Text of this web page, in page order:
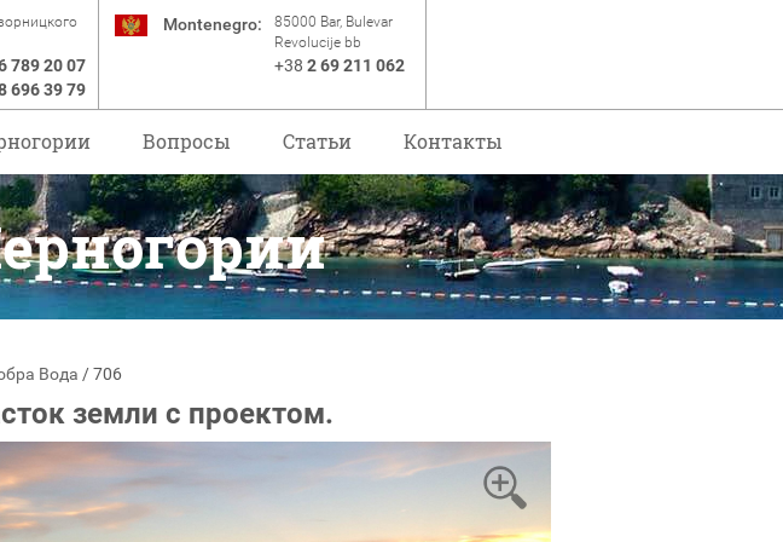
789 20 07
696 39 79
Montenegro:
85000 Bar, Bulevar
Revolucije bb
+38 2 69 211 062
Вопросы Статьи Контакты
Вода /706
земли с проектом.